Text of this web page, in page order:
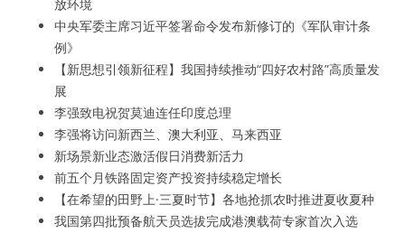
放环境
中央军委主席习近平签署命令发布新修订的《军队审计条
例》
【新思想引领新征程】我国持续推动“四好农村路”高质量发
展
李强致电祝贺莫迪连任印度总理
李强将访问新西兰、澳大利亚、马来西亚
新场景新业态激活假日消费新活力
前五个月铁路固定资产投资持续稳定增长
【在希望的田野上·三夏时节】各地抢抓农时推进夏收夏种
我国第四批预备航天员选拔完成港澳载荷专家首次入选